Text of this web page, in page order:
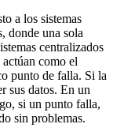
a los sistemas
donde una sola
centralizados
como el
punto de falla. Si la
sus datos. En un
si un punto falla,
sin problemas.